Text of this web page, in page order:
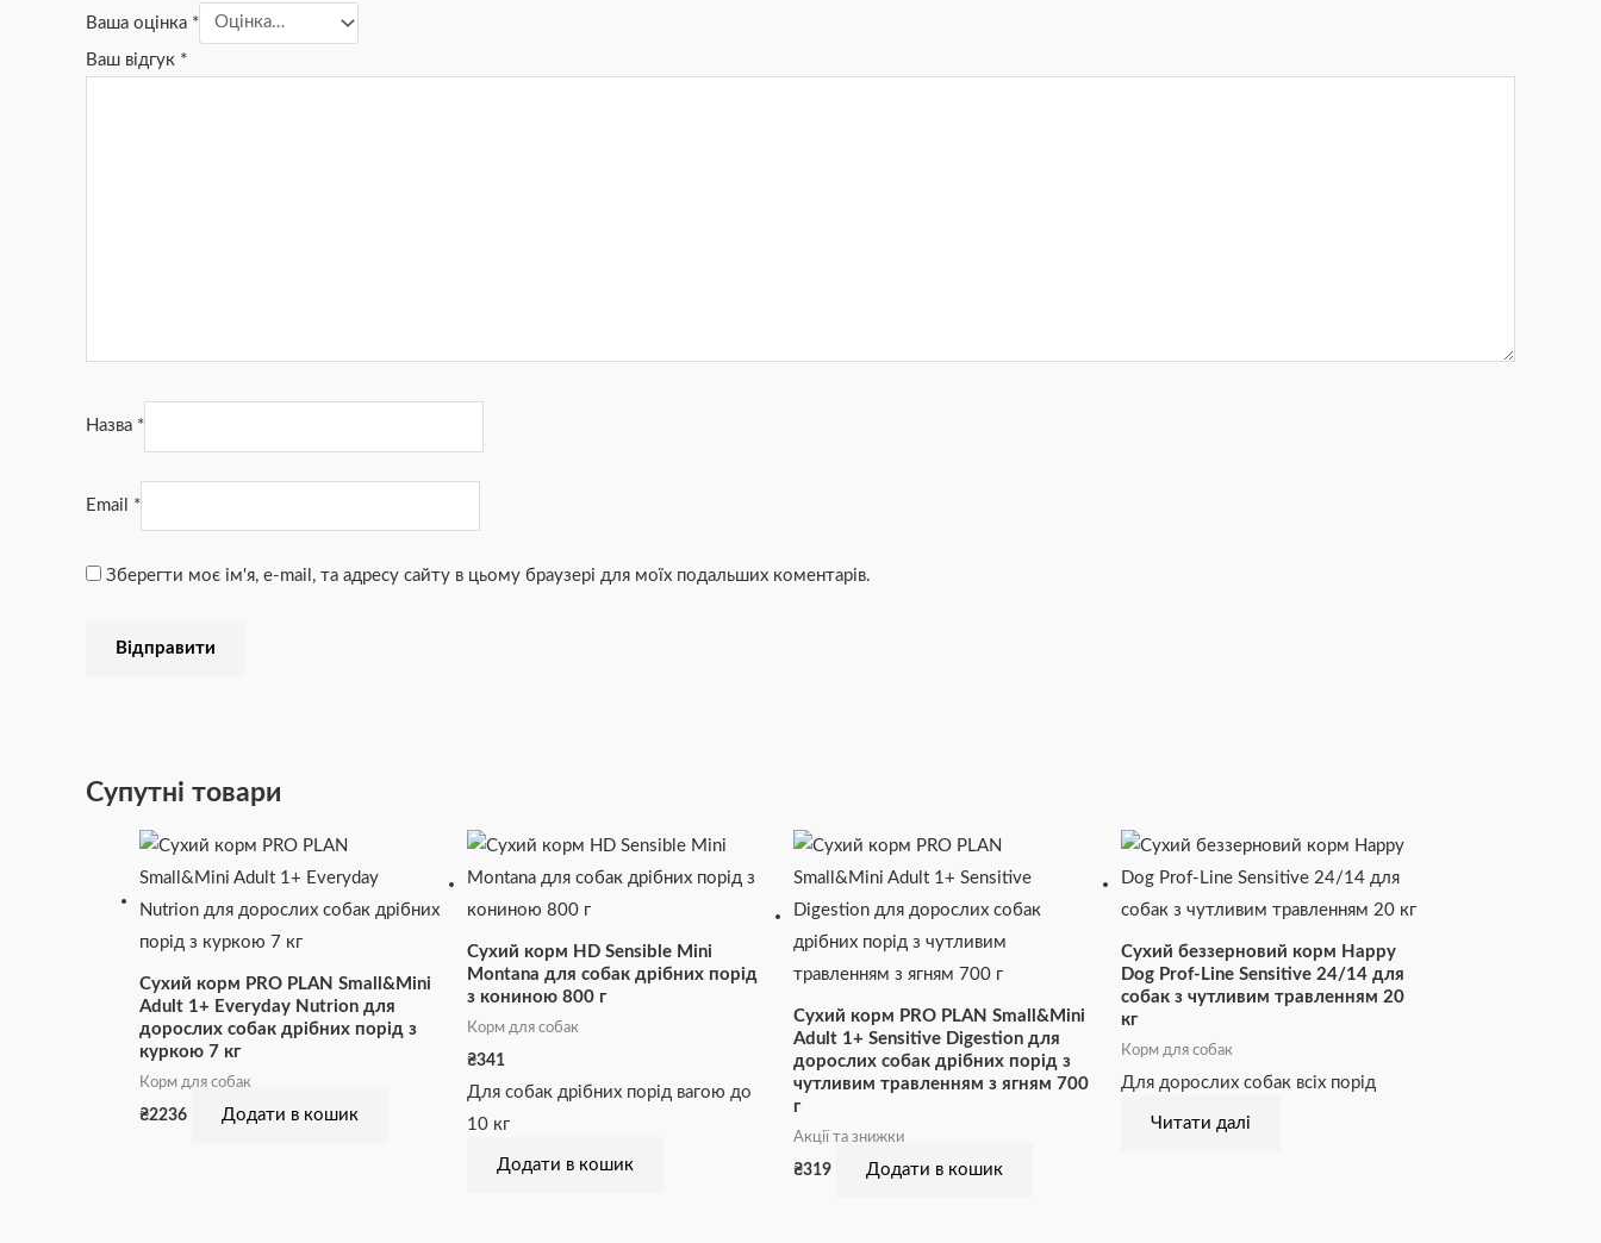
Ваша оцінка *
Ваш відгук *
Назва *
Email *
Зберегти моє ім'я, e-mail, та адресу сайту в цьому браузері для моїх подальших коментарів.
Супутні товари
Сухий корм PRO PLAN Small&Mini
Adult 1+ Everyday Nutrion для
дорослих собак дрібних порід з
куркою 7 кг
Корм для собак
₴2236 Додати в кошик
Сухий корм HD Sensible Mini
Montana для собак дрібних порід
з кониною 800 г
Корм для собак
₴341
Для собак дрібних порід вагою до
10 кг
Додати в кошик
Сухий корм PRO PLAN Small&Mini
Adult 1+ Sensitive Digestion для
дорослих собак дрібних порід з
чутливим травленням з ягням 700
г
Акції та знижки
₴319 Додати в кошик
Сухий беззерновий корм Happy
Dog Prof-Line Sensitive 24/14 для
собак з чутливим травленням 20
кг
Корм для собак
Для дорослих собак всіх порід
Читати далі